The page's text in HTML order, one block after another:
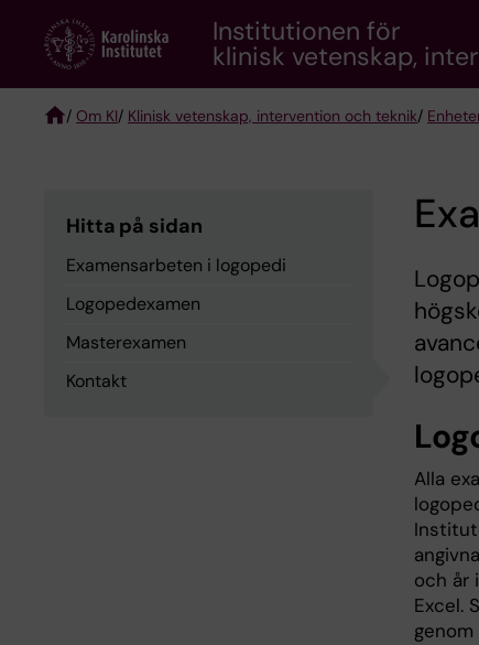
content
Institutionen för
klinisk vetenskap,
/ Om KI/ Klinisk vetenskap, intervention och teknik/
Hitta på sidan
Examensarbeten i logopedi
Logopedexamen
Masterexamen
Kontakt
Alla
och år
Excel.